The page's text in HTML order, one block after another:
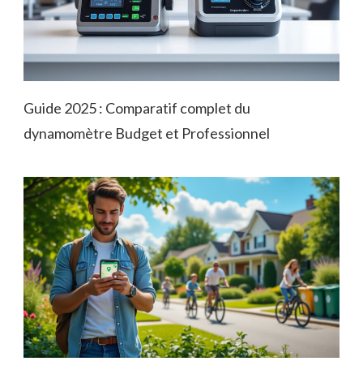
Guide 2025 : Comparatif complet du
dynamomètre Budget et Professionnel